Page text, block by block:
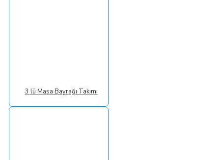
3 lü Masa Bayrağı Takımı